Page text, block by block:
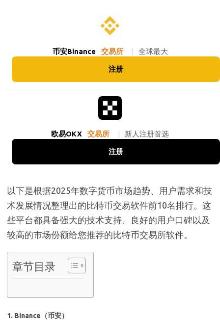
币安Binance 交易所 | 全球最大
注册
欧易OKX 交易所 | 新人注册首选
注册
以下是根据2025年数字货币市场趋势、用户需求和技
术发展情况整理出的比特币交易软件前10名排行。这
些平台都具备强大的技术支持、良好的用户口碑以及
较高的市场份额给您推荐的比特币交易所软件。
章节目录
1. Binance（币安）